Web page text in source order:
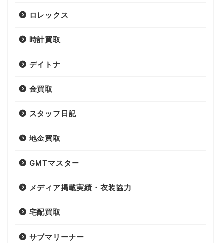
ロレックス
時計買取
デイトナ
金買取
スタッフ日記
地金買取
GMTマスター
メディア掲載実績・衣装協力
宅配買取
サブマリーナー